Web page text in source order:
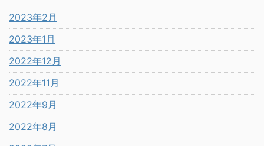
2023年2月
2023年1月
2022年12月
2022年11月
2022年9月
2022年8月